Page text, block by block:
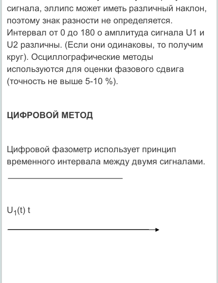
сигнала, эллипс может иметь различный наклон,
поэтому знак разности не определяется.
Интервал от 0 до 180 о амплитуда сигнала U1 и
U2 различны. (Если они одинаковы, то получим
круг). Осциллографические методы
используются для оценки фазового сдвига
(точность не выше 5-10 %).
ЦИФРОВОЙ МЕТОД
Цифровой фазометр использует принцип
временного интервала между двумя сигналами.
U1(t) t